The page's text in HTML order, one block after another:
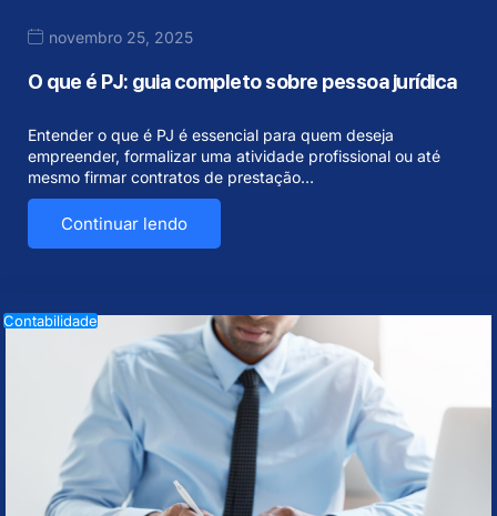
novembro 25, 2025
O que é PJ: guia completo sobre pessoa jurídica
Entender o que é PJ é essencial para quem deseja
empreender, formalizar uma atividade profissional ou até
mesmo firmar contratos de prestação…
Continuar lendo
Contabilidade